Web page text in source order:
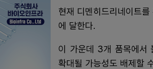
현재 디멘히드리네이트
에 달한다.
이 가운데 3개 품목에서
확대될 가능성도 배제할